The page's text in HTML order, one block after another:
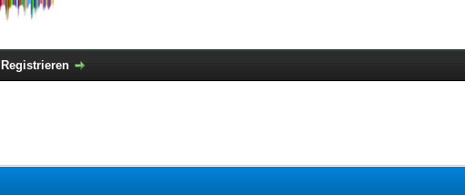
Registrieren